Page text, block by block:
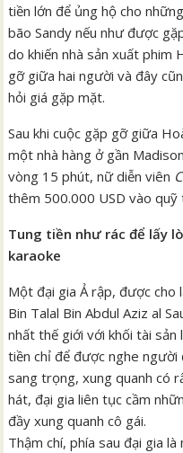
tiền lớn để ủng hộ cho
bão Sandy nếu như được
do khiến nhà sản xuất phim
gỡ giữa hai người và đây
hỏi giá gặp mặt.
Sau khi cuộc gặp gỡ giữa
một nhà hàng ở gần
vòng 15 phút, nữ diễn viên
thêm 500.000 USD vào quỹ
Tung tiền như rác để lấy
karaoke
Một đại gia Ả rập, được cho
Bin Talal Bin Abdul Aziz al
nhất thế giới với khối tài
tiền chỉ để được nghe
sang trọng, xung quanh có
hát, đại gia liên tục cầm
đầy xung quanh cô gái.
Thậm chí, phía sau đại gia